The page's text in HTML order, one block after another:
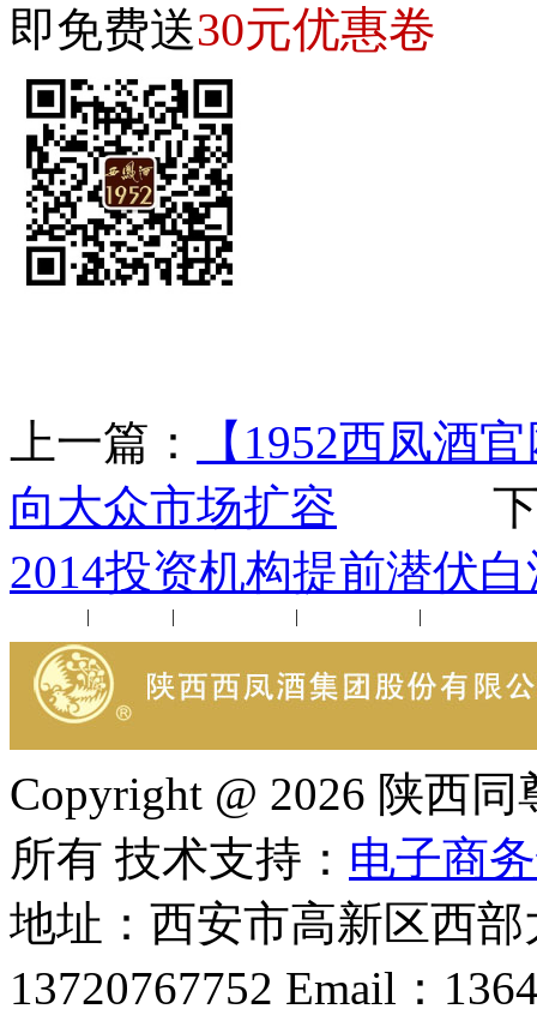
即免费送30元优惠卷
上一篇：
【1952西凤酒
向大众市场扩容 下一
2014投资机构提前潜伏
| | | |
Copyright @ 2026 陕西
所有 技术支持： 电子商
地址：西安市高新区西
13720767752 Email：